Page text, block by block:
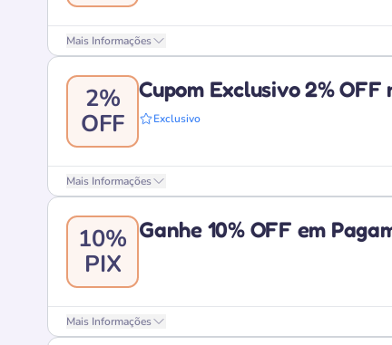
Mais Informações
2%
OFF
Cupom Exclusivo 2%
Exclusivo
Mais Informações
10%
PIX
Ganhe 10% OFF em
Mais Informações